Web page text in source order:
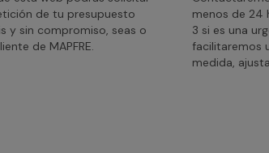
de tu presupuesto
y sin compromiso, seas o
de MAPFRE.
menos de 24
3 si es una
facilitaremos
medida,